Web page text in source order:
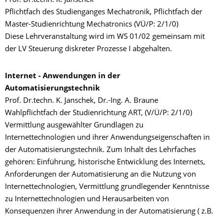
Pflichtfach des Studienganges Mechatronik, Pflichtfach der
Master-Studienrichtung Mechatronics (VÜ/P: 2/1/0)
Diese Lehrveranstaltung wird im WS 01/02 gemeinsam mit
der LV Steuerung diskreter Prozesse I abgehalten.
Internet - Anwendungen in der
Automatisierungstechnik
Prof. Dr.techn. K. Janschek, Dr.-Ing. A. Braune
Wahlpflichtfach der Studienrichtung ART, (V/Ü/P: 2/1/0)
Vermittlung ausgewählter Grundlagen zu
Internettechnologien und ihrer Anwendungseigenschaften in
der Automatisierungstechnik. Zum Inhalt des Lehrfaches
gehören: Einführung, historische Entwicklung des Internets,
Anforderungen der Automatisierung an die Nutzung von
Internettechnologien, Vermittlung grundlegender Kenntnisse
zu Internettechnologien und Herausarbeiten von
Konsequenzen ihrer Anwendung in der Automatisierung ( z.B.